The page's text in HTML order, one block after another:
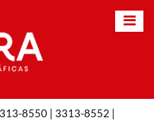
8550 | 3313-8552 |